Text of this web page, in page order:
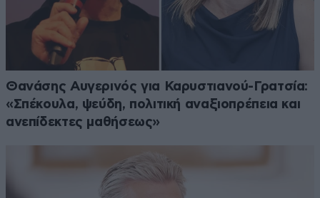
Θανάσης Αυγερινός για Καρυστιανού-Γρατσία:
«Σπέκουλα, ψεύδη, πολιτική αναξιοπρέπεια και
ανεπίδεκτες μαθήσεως»